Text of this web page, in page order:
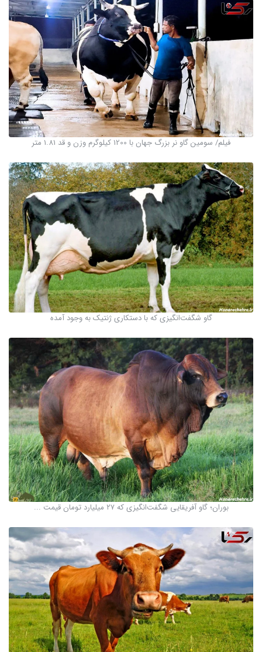
فیلم/ سومین گاو نر بزرگ جهان با 1200 کیلوگرم وزن و قد 1.81 متر
گاو شگفت‌انگیزی که با دستکاری ژنتیک به وجود آمده
بوران؛ گاو آفریقایی شگفت‌انگیزی که ۲۷ میلیارد تومان قیمت ...